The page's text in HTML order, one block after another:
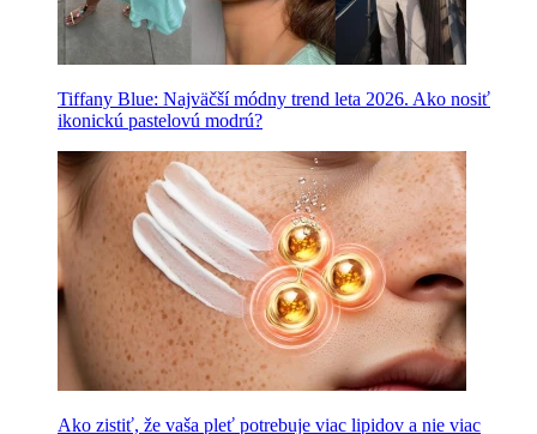
Tiffany Blue: Najväčší módny trend leta 2026. Ako nosiť
ikonickú pastelovú modrú?
Ako zistiť, že vaša pleť potrebuje viac lipidov a nie viac